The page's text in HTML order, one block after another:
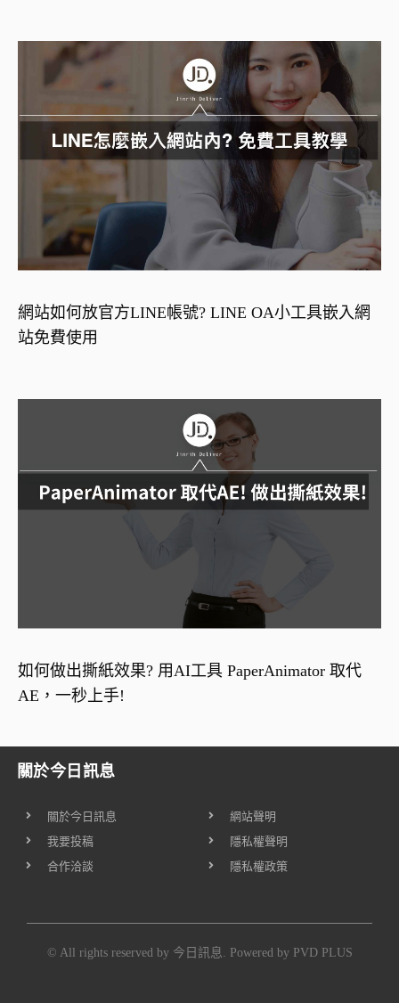
網站如何放官方LINE帳號? LINE OA小工具嵌入網
站免費使用
如何做出撕紙效果? 用AI工具 PaperAnimator 取代
AE，一秒上手!
關於今日訊息
關於今日訊息
我要投稿
合作洽談
網站聲明
隱私權聲明
隱私權政策
© All rights reserved by 今日訊息. Powered by PVD PLUS